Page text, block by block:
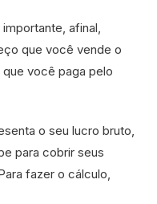
afinal,
que você vende o
você paga pelo
o seu lucro bruto,
para cobrir seus
fazer o cálculo,